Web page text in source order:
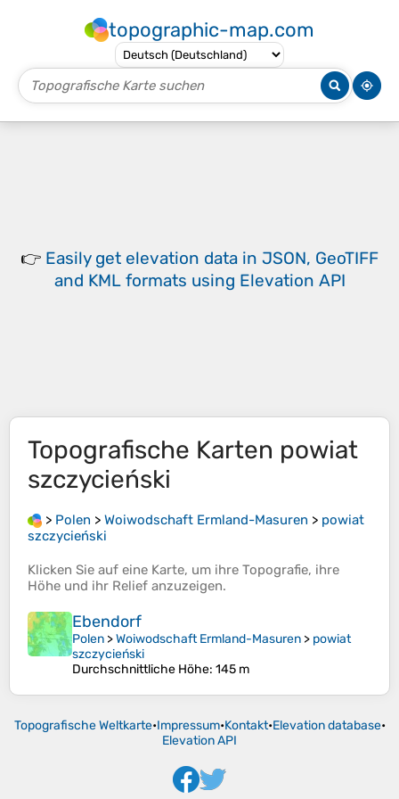
topographic-map.com
👉 Easily get elevation data in JSON, GeoTIFF
and KML formats using Elevation API
Topografische Karten powiat
szczycieński
> Polen > Woiwodschaft Ermland-Masuren > powiat
szczycieński
Klicken Sie auf eine Karte, um ihre Topografie, ihre
Höhe und ihr Relief anzuzeigen.
Ebendorf
Polen >Woiwodschaft Ermland-Masuren > powiat
szczycieński
Durchschnittliche Höhe: 145 m
Topografische Weltkarte•Impressum•Kontakt•Elevation database•
Elevation API